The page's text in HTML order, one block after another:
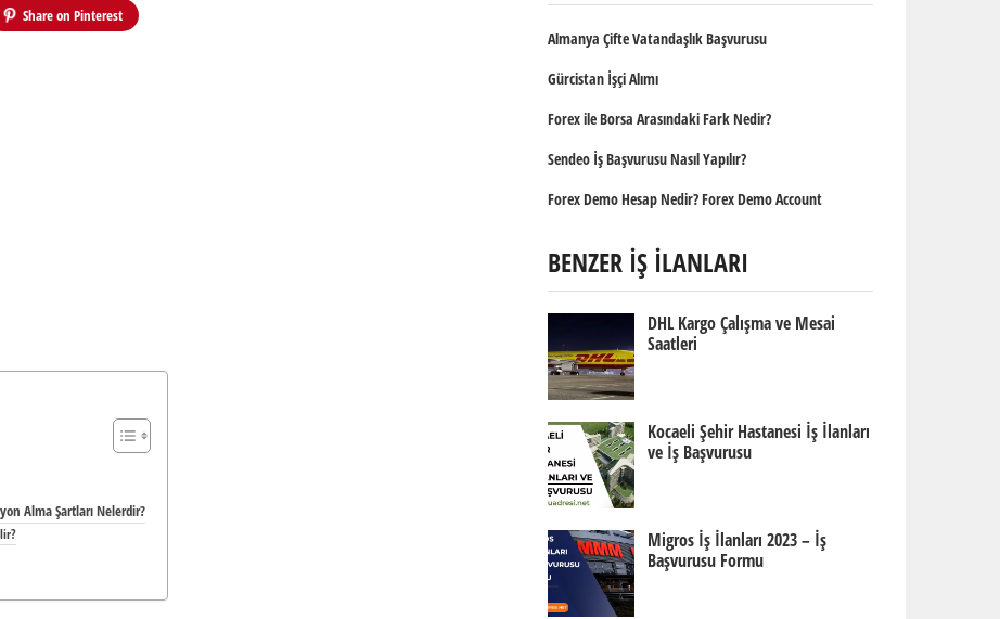
Share on Pinterest
Alma Şartları Nelerdir?
Almanya Çifte Vatandaşlık Başvurusu
Gürcistan İşçi Alımı
Forex ile Borsa Arasındaki Fark Nedir?
Sendeo İş Başvurusu Nasıl Yapılır?
Forex Demo Hesap Nedir? Forex Demo Account
BENZER İŞ İLANLARI
DHL Kargo Çalışma ve Mesai
Saatleri
Kocaeli Şehir Hastanesi İş İlanları
ve İş Başvurusu
Migros İş İlanları 2023 – İş
Başvurusu Formu